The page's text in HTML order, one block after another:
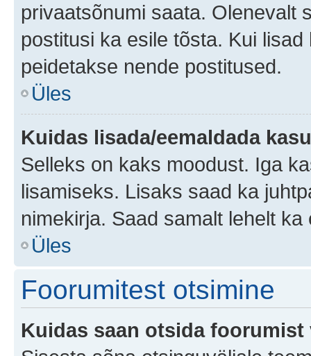
privaatsõnumi saata. Olenevalt
postitusi ka esile tõsta. Kui
peidetakse nende postitused.
Üles
Kuidas lisada/eemaldada
Selleks on kaks moodust. Iga
lisamiseks. Lisaks saad ka
nimekirja. Saad samalt lehelt ka
Üles
Foorumitest otsimine
Kuidas saan otsida